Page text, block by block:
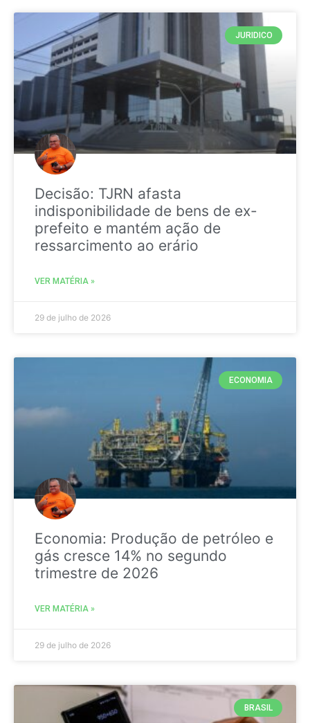
JURIDICO
Decisão: TJRN afasta
indisponibilidade de bens de ex-
prefeito e mantém ação de
ressarcimento ao erário
VER MATÉRIA »
29 de julho de 2026
ECONOMIA
Economia: Produção de petróleo e
gás cresce 14% no segundo
trimestre de 2026
VER MATÉRIA »
29 de julho de 2026
BRASIL